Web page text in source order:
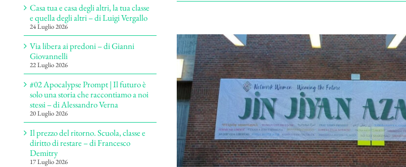
Casa tua e casa degli altri, la tua classe
e quella degli altri – di Luigi Vergallo
24 Luglio 2026
Via libera ai predoni – di Gianni
Giovannelli
22 Luglio 2026
#02 Apocalypse Prompt | Il futuro è
solo una storia che raccontiamo a noi
stessi – di Alessandro Verna
20 Luglio 2026
Il prezzo del ritorno. Scuola, classe e
diritto di restare – di Francesco
Demitry
17 Luglio 2026